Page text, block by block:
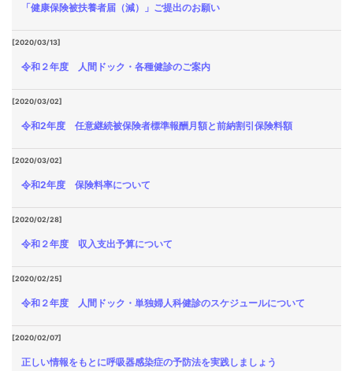
「健康保険被扶養者届（減）」ご提出のお願い
[2020/03/13]
令和２年度 人間ドック・各種健診のご案内
[2020/03/02]
令和2年度 任意継続被保険者標準報酬月額と前納割引保険料額
[2020/03/02]
令和2年度 保険料率について
[2020/02/28]
令和２年度 収入支出予算について
[2020/02/25]
令和２年度 人間ドック・単独婦人科健診のスケジュールについて
[2020/02/07]
正しい情報をもとに呼吸器感染症の予防法を実践しましょう